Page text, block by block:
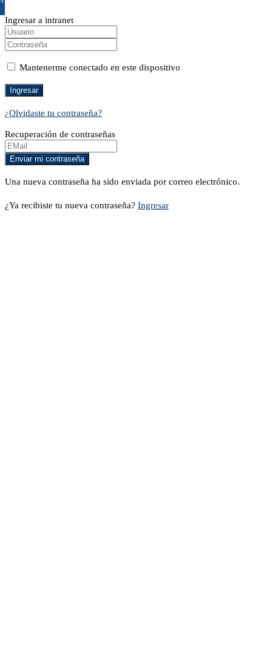
Ingresar a intranet
Mantenerme conectado en este dispositivo
¿Olvidaste tu contraseña?
Recuperación de contraseñas
Una nueva contraseña ha sido enviada por correo electrónico.
¿Ya recibiste tu nueva contraseña? Ingresar